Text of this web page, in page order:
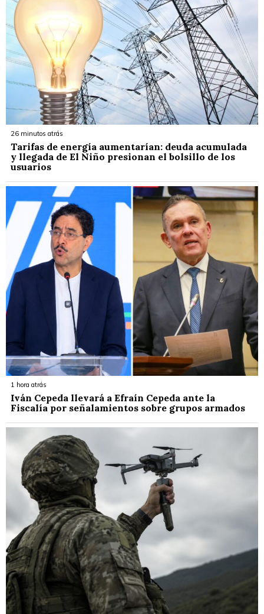
26 minutos atrás
Tarifas de energía aumentarían: deuda acumulada
y llegada de El Niño presionan el bolsillo de los
usuarios
1 hora atrás
Iván Cepeda llevará a Efraín Cepeda ante la
Fiscalía por señalamientos sobre grupos armados